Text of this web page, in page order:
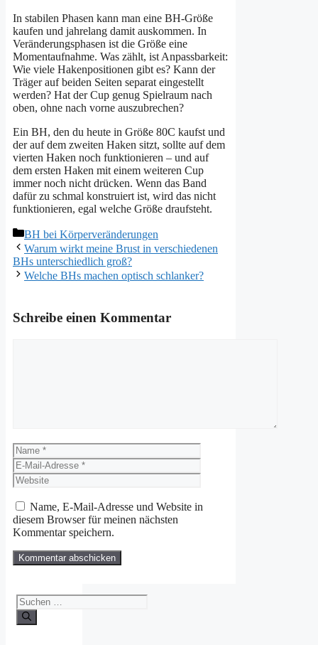
In stabilen Phasen kann man eine BH-Größe
kaufen und jahrelang damit auskommen. In
Veränderungsphasen ist die Größe eine
Momentaufnahme. Was zählt, ist Anpassbarkeit:
Wie viele Hakenpositionen gibt es? Kann der
Träger auf beiden Seiten separat eingestellt
werden? Hat der Cup genug Spielraum nach
oben, ohne nach vorne auszubrechen?
Ein BH, den du heute in Größe 80C kaufst und
der auf dem zweiten Haken sitzt, sollte auf dem
vierten Haken noch funktionieren – und auf
dem ersten Haken mit einem weiteren Cup
immer noch nicht drücken. Wenn das Band
dafür zu schmal konstruiert ist, wird das nicht
funktionieren, egal welche Größe draufsteht.
Kategorien
BH bei Körperveränderungen
Warum wirkt meine Brust in verschiedenen
BHs unterschiedlich groß?
Welche BHs machen optisch schlanker?
Schreibe einen Kommentar
Name
Mail-
Adresse
Name, E-Mail-Adresse und Website in
diesem Browser für meinen nächsten
Kommentar speichern.
Suchen
nach: